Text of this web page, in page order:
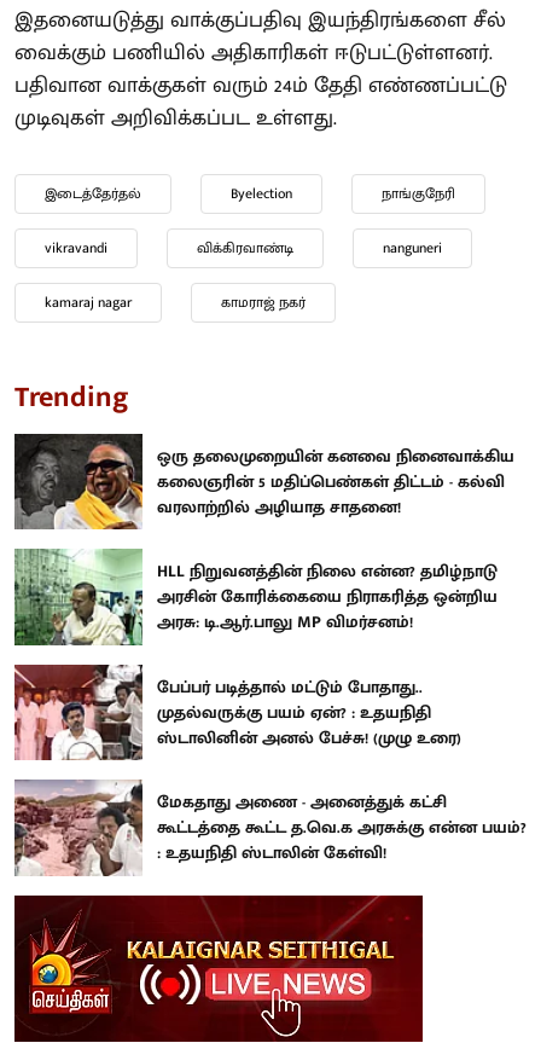
இதனையடுத்து வாக்குப்பதிவு இயந்திரங்களை சீல்
வைக்கும் பணியில் அதிகாரிகள் ஈடுபட்டுள்ளனர்.
பதிவான வாக்குகள் வரும் 24ம் தேதி எண்ணப்பட்டு
முடிவுகள் அறிவிக்கப்பட உள்ளது.
இடைத்தேர்தல் Byelection நாங்குநேரி
vikravandi விக்கிரவாண்டி nanguneri
kamaraj nagar காமராஜ் நகர்
Trending
ஒரு தலைமுறையின் கனவை நினைவாக்கிய
கலைஞரின் 5 மதிப்பெண்கள் திட்டம் - கல்வி
வரலாற்றில் அழியாத சாதனை!
HLL நிறுவனத்தின் நிலை என்ன? தமிழ்நாடு
அரசின் கோரிக்கையை நிராகரித்த ஒன்றிய
அரசு: டி.ஆர்.பாலு MP விமர்சனம்!
பேப்பர் படித்தால் மட்டும் போதாது..
முதல்வருக்கு பயம் ஏன்? : உதயநிதி
ஸ்டாலினின் அனல் பேச்சு! (முழு உரை)
மேகதாது அணை - அனைத்துக் கட்சி
கூட்டத்தை கூட்ட த.வெ.க அரசுக்கு என்ன பயம்?
: உதயநிதி ஸ்டாலின் கேள்வி!